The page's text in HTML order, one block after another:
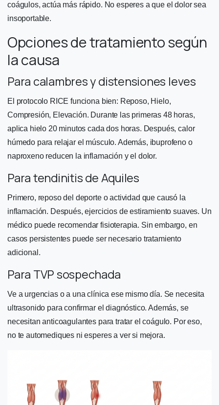
coágulos, actúa más rápido. No esperes a que el dolor sea
insoportable.
Opciones de tratamiento según
la causa
Para calambres y distensiones leves
El protocolo RICE funciona bien: Reposo, Hielo,
Compresión, Elevación. Durante las primeras 48 horas,
aplica hielo 20 minutos cada dos horas. Después, calor
húmedo para relajar el músculo. Además, ibuprofeno o
naproxeno reducen la inflamación y el dolor.
Para tendinitis de Aquiles
Primero, reposo del deporte o actividad que causó la
inflamación. Después, ejercicios de estiramiento suaves. Un
médico puede recomendar fisioterapia. Sin embargo, en
casos persistentes puede ser necesario tratamiento
adicional.
Para TVP sospechada
Ve a urgencias o a una clínica ese mismo día. Se necesita
ultrasonido para confirmar el diagnóstico. Además, se
necesitan anticoagulantes para tratar el coágulo. Por eso,
no te automediques ni esperes a ver si mejora.